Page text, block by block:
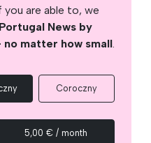
are able to, we
News by
matter how small.
Coroczny
5,00 € / month